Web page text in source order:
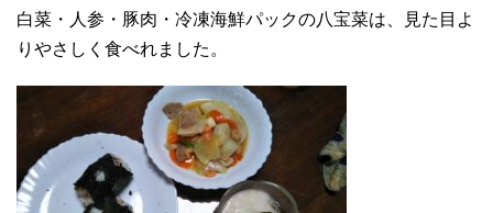
白菜・人参・豚肉・冷凍海鮮パックの八宝菜は、見た目よ
りやさしく食べれました。